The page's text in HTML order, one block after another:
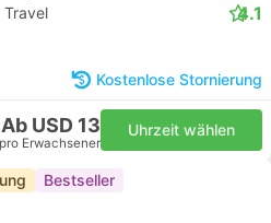
Travel 4.1
Kostenlose Stornierung
Ab USD 13
pro Erwachsener
Uhrzeit wählen
Bestseller